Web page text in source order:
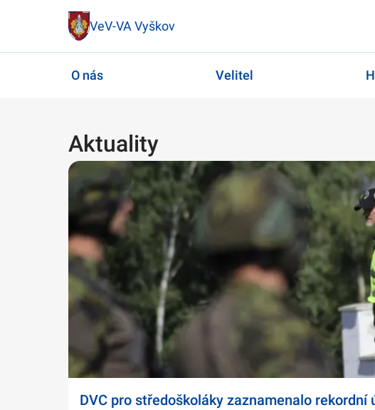
VeV-VA Vyškov
O nás Velitel
Aktuality
DVC pro středoškoláky zaznamenalo rekordní